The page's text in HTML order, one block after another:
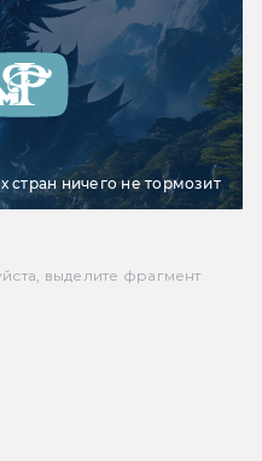
стран ничего не тормозит
выделите фрагмент